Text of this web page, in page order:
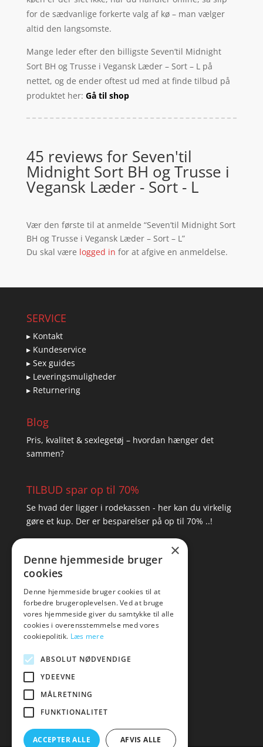
for de sædvanlige forkerte valg af kø – man vælger
altid den langsomste.
Mange leder efter den billigste Seven’til Midnight
Sort BH og Trusse i Vegansk Læder – Sort – L på
nettet, og de ender oftest ud med at finde tilbud på
produktet her: Gå til shop
45 reviews for Seven'til
Midnight Sort BH og Trusse i
Vegansk Læder - Sort - L
Vær den første til at anmelde “Seven’til Midnight Sort
BH og Trusse i Vegansk Læder – Sort – L”
Du skal være logged in for at afgive en anmeldelse.
SERVICE
▸ Kontakt
▸ Kundeservice
▸ Sex guides
▸ Leveringsmuligheder
▸ Returnering
Blog
Pris, kvalitet & sexlegetøj – hvordan hænger det
sammen?
TILBUD spar op til 70%
Se hvad der ligger i rodekassen - her kan du virkelig
gøre et kup. Der er besparelser på op til 70% ..!
Tlf: 7876 8672
Mail: hej@amare.dk
×
Denne hjemmeside bruger
cookies
Denne hjemmeside bruger cookies til at
forbedre brugeroplevelsen. Ved at bruge
vores hjemmeside giver du samtykke til alle
cookies i overensstemmelse med vores
cookiepolitik. Læs mere
ABSOLUT NØDVENDIGE
YDEEVNE
MÅLRETNING
FUNKTIONALITET
ACCEPTER ALLE AFVIS ALLE